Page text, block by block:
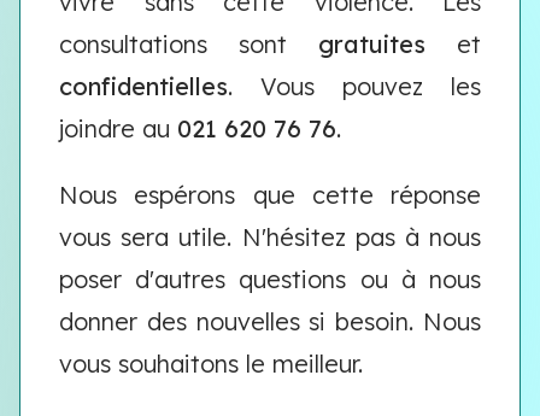
consultations sont gratuites et
confidentielles. Vous pouvez les
joindre au 021 620 76 76.
Nous espérons que cette réponse
vous sera utile. N'hésitez pas à nous
poser d'autres questions ou à nous
donner des nouvelles si besoin. Nous
vous souhaitons le meilleur.